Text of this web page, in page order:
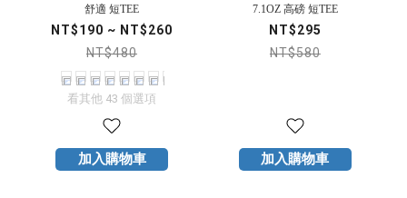
舒適 短TEE
NT$190 ~ NT$260
NT$480
看其他 43 個選項
加入購物車
7.1OZ 高磅 短TEE
NT$295
NT$580
加入購物車